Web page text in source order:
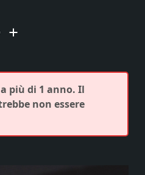
più di 1 anno. Il
non essere